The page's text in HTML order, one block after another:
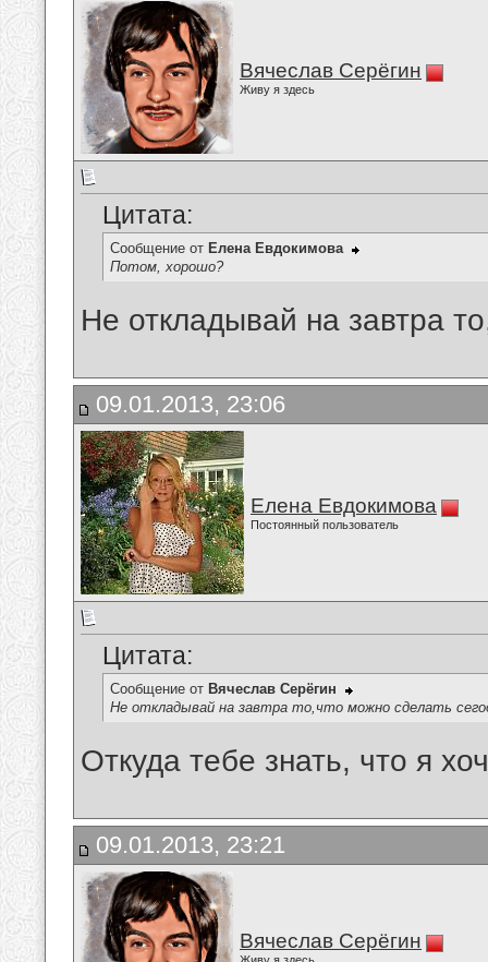
Вячеслав Серёгин
Живу я здесь
Цитата:
Сообщение от Елена Евдокимова
Потом, хорошо?
Не откладывай на завтра
09.01.2013, 23:06
Елена Евдокимова
Постоянный пользователь
Цитата:
Сообщение от Вячеслав Серёгин
Не откладывай на завтра то,что можно сделать
Откуда тебе знать, что я
09.01.2013, 23:21
Вячеслав Серёгин